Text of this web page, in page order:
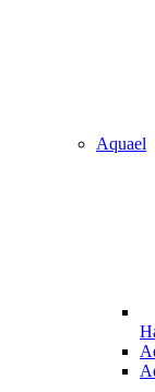
Aquael